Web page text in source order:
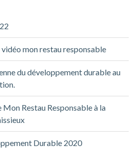
mon restau responsable
du développement durable au
Mon Restau Responsable à la
Durable 2020